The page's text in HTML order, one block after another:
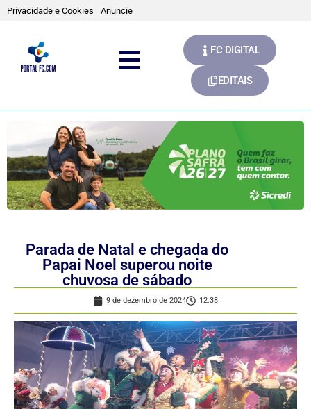
Privacidade e Cookies Anuncie
FC DIGITAL
EDITAIS
Parada de Natal e chegada do
Papai Noel superou noite
chuvosa de sábado
9 de dezembro de 2024 12:38